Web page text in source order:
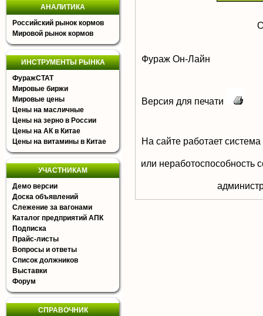
АНАЛИТИКА
Российский рынок кормов
Мировой рынок кормов
ИНСТРУМЕНТЫ РЫНКА
ФуражСТАТ
Мировые биржи
Мировые цены
Цены на масличные
Цены на зерно в России
Цены на АК в Китае
Цены на витамины в Китае
УЧАСТНИКАМ
Демо версии
Доска объявлений
Слежение за вагонами
Каталог предприятий АПК
Подписка
Прайс-листы
Вопросы и ответы
Список должников
Выставки
Форум
СПРАВОЧНИК
Фураж Он-Лайн
Версия для печати
На сайте работает
или неработоспособность